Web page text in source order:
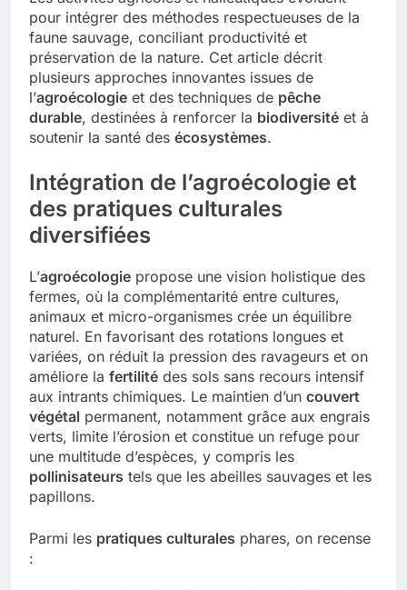
pour intégrer des méthodes respectueuses de la
faune sauvage, conciliant productivité et
préservation de la nature. Cet article décrit
plusieurs approches innovantes issues de
l’agroécologie et des techniques de pêche
durable, destinées à renforcer la biodiversité et à
soutenir la santé des écosystèmes.
Intégration de l’agroécologie et
des pratiques culturales
diversifiées
L’agroécologie propose une vision holistique des
fermes, où la complémentarité entre cultures,
animaux et micro-organismes crée un équilibre
naturel. En favorisant des rotations longues et
variées, on réduit la pression des ravageurs et on
améliore la fertilité des sols sans recours intensif
aux intrants chimiques. Le maintien d’un couvert
végétal permanent, notamment grâce aux engrais
verts, limite l’érosion et constitue un refuge pour
une multitude d’espèces, y compris les
pollinisateurs tels que les abeilles sauvages et les
papillons.
Parmi les pratiques culturales phares, on recense
: